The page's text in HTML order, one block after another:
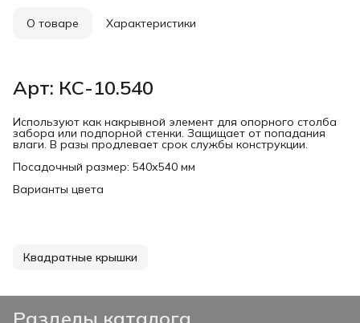
О товаре Характеристики
Арт: КС-10.540
Используют как накрывной элемент для опорного столба
забора или подпорной стенки. Защищает от попадания
влаги. В разы продлевает срок службы конструкции.
Посадочный размер: 540х540 мм
Варианты цвета
Квадратные крышки
Разделы каталога